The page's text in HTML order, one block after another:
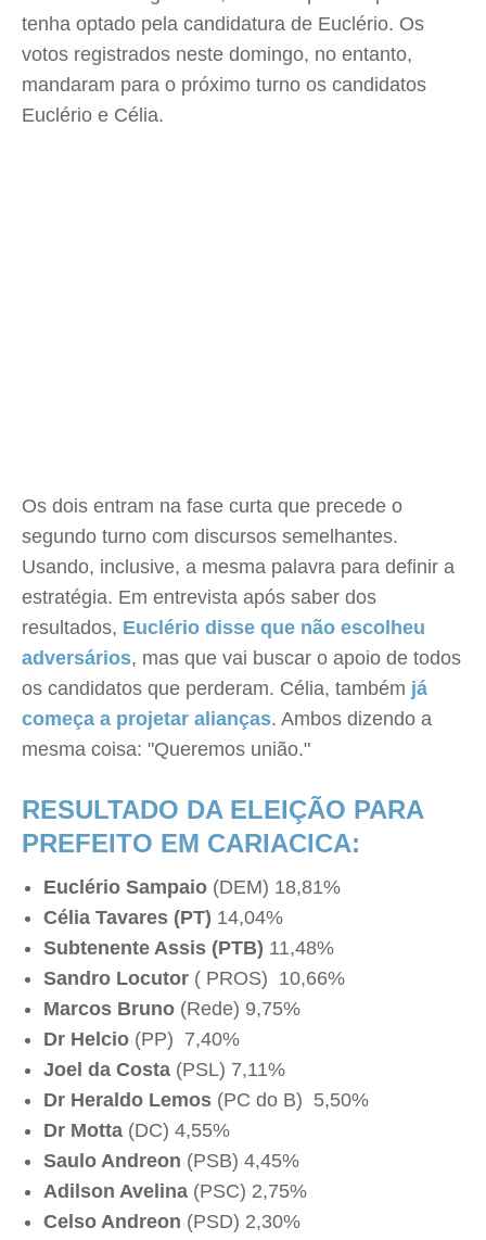
tenha optado pela candidatura de Euclério. Os
votos registrados neste domingo, no entanto,
mandaram para o próximo turno os candidatos
Euclério e Célia.
Os dois entram na fase curta que precede o
segundo turno com discursos semelhantes.
Usando, inclusive, a mesma palavra para definir a
estratégia. Em entrevista após saber dos
resultados, Euclério disse que não escolheu
adversários, mas que vai buscar o apoio de todos
os candidatos que perderam. Célia, também já
começa a projetar alianças. Ambos dizendo a
mesma coisa: "Queremos união."
RESULTADO DA ELEIÇÃO PARA
PREFEITO EM CARIACICA:
Euclério Sampaio (DEM) 18,81%
Célia Tavares (PT) 14,04%
Subtenente Assis (PTB) 11,48%
Sandro Locutor ( PROS) 10,66%
Marcos Bruno (Rede) 9,75%
Dr Helcio (PP) 7,40%
Joel da Costa (PSL) 7,11%
Dr Heraldo Lemos (PC do B) 5,50%
Dr Motta (DC) 4,55%
Saulo Andreon (PSB) 4,45%
Adilson Avelina (PSC) 2,75%
Celso Andreon (PSD) 2,30%